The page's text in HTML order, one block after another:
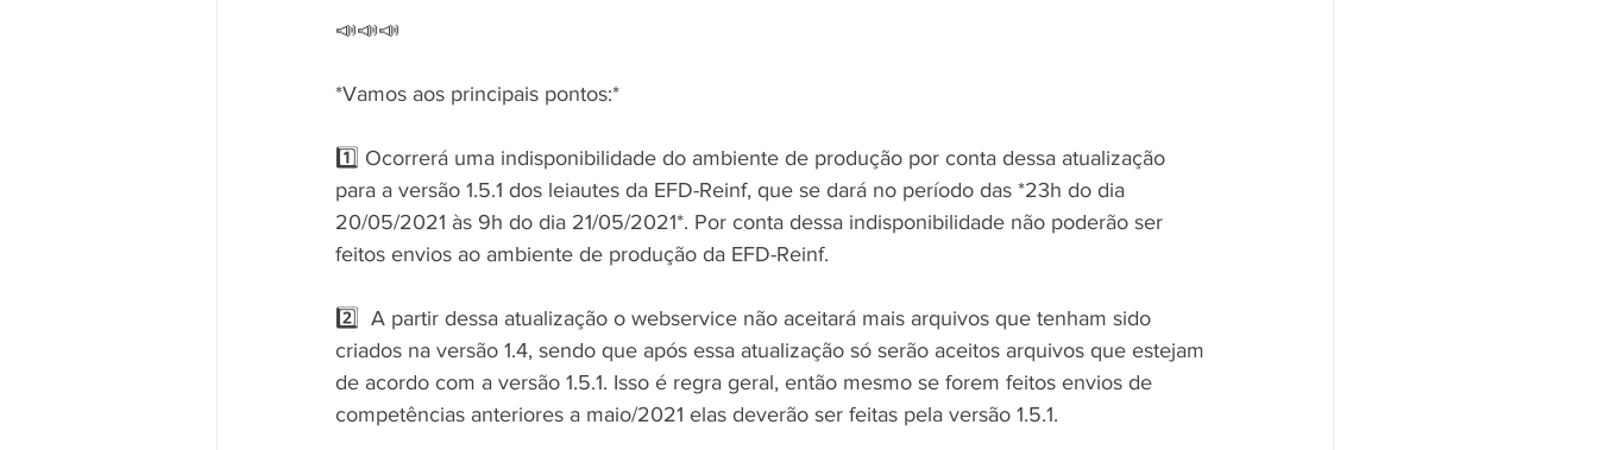
📣📣📣
*Vamos aos principais pontos:*
1️⃣ Ocorrerá uma indisponibilidade do ambiente de produção por conta dessa atualização
para a versão 1.5.1 dos leiautes da EFD-Reinf, que se dará no período das *23h do dia
20/05/2021 às 9h do dia 21/05/2021*. Por conta dessa indisponibilidade não poderão ser
feitos envios ao ambiente de produção da EFD-Reinf.
2️⃣  A partir dessa atualização o webservice não aceitará mais arquivos que tenham sido
criados na versão 1.4, sendo que após essa atualização só serão aceitos arquivos que estejam
de acordo com a versão 1.5.1. Isso é regra geral, então mesmo se forem feitos envios de
competências anteriores a maio/2021 elas deverão ser feitas pela versão 1.5.1.